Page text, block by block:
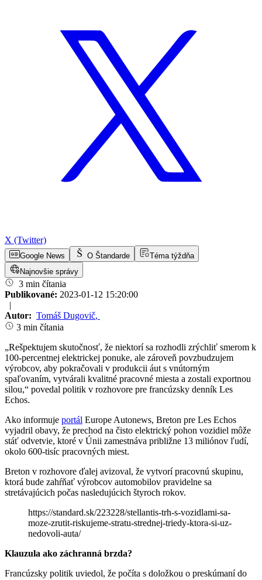
X (Twitter)
Google News O Štandarde
Téma týždňa
Najnovšie správy
3 min čítania
Publikované: 2023-01-12 15:20:00
|
Autor: Tomáš Dugovič,
3 min čítania
„Rešpektujem skutočnosť, že niektorí sa rozhodli zrýchliť smerom k
100-percentnej elektrickej ponuke, ale zároveň povzbudzujem
výrobcov, aby pokračovali v produkcii áut s vnútorným
spaľovaním, vytvárali kvalitné pracovné miesta a zostali exportnou
silou,“ povedal politik v rozhovore pre francúzsky denník Les
Echos.
Ako informuje portál Europe Autonews, Breton pre Les Echos
vyjadril obavy, že prechod na čisto elektrický pohon vozidiel môže
stáť odvetvie, ktoré v Únii zamestnáva približne 13 miliónov ľudí,
okolo 600-tisíc pracovných miest.
Breton v rozhovore ďalej avizoval, že vytvorí pracovnú skupinu,
ktorá bude zahŕňať výrobcov automobilov pravidelne sa
stretávajúcich počas nasledujúcich štyroch rokov.
https://standard.sk/223228/stellantis-trh-s-vozidlami-sa-
moze-zrutit-riskujeme-stratu-strednej-triedy-ktora-si-uz-
nedovoli-auta/
Klauzula ako záchranná brzda?
Francúzsky politik uviedol, že počíta s doložkou o preskúmaní do